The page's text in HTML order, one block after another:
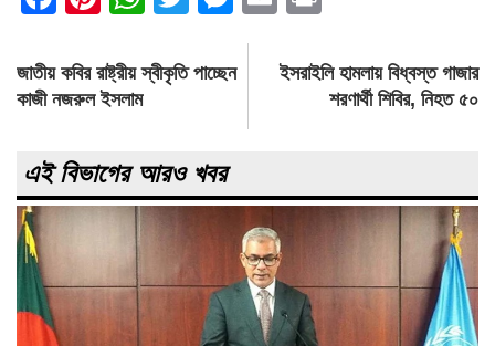
Post
navigation
জাতীয় কবির রাষ্ট্রীয় স্বীকৃতি পাচ্ছেন
কাজী নজরুল ইসলাম
ইসরাইলি হামলায় বিধ্বস্ত গাজার
শরণার্থী শিবির, নিহত ৫০
এই বিভাগের আরও খবর